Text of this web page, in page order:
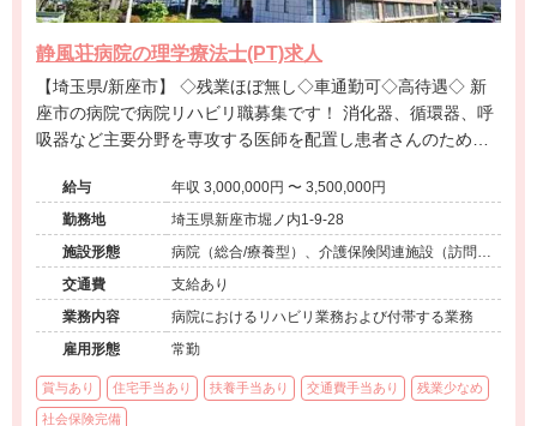
静風荘病院の理学療法士(PT)求人
【埼玉県/新座市】 ◇残業ほぼ無し◇車通勤可◇高待遇◇ 新
座市の病院で病院リハビリ職募集です！ 消化器、循環器、呼
吸器など主要分野を専攻する医師を配置し患者さんのために
との連携も良いです！ 病状により、患者さんひとりひとりの
症状に適合した、粘り強いリハビリテーションを行なってお
ります。
給与
年収 3,000,000円 〜 3,500,000円
勤務地
埼玉県新座市堀ノ内1-9-28
施設形態
病院（総合/療養型）、介護保険関連施設（訪問看
護・リハ）
交通費
支給あり
業務内容
病院におけるリハビリ業務および付帯する業務
雇用形態
常勤
賞与あり 住宅手当あり 扶養手当あり 交通費手当あり 残業少なめ
社会保険完備